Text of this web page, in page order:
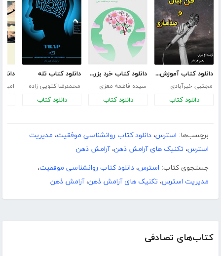
کتاب‌های تصادفی
دانلود کتاب آموزش فن بیان و صداسازی
مجتبی خیرآبادی
دانلود کتاب
دانلود کتاب خرد بزرگسالی:365 هدیه برای 365 روز سال شما
سیده فاطمه معزی
دانلود کتاب
دانلود کتاب تله
محمدرضا کتویی زاده
دانلود کتاب
برچسب‌ها: استرس، دانلود کتاب روانشناسی موفقیت، مدیریت
استرس، تکنیک های آرامش ذهن،آرامش ذهن
جستجوی کتاب: استرس، دانلود کتاب روانشناسی موفقیت،
مدیریت استرس، تکنیک های آرامش ذهن،آرامش ذهن